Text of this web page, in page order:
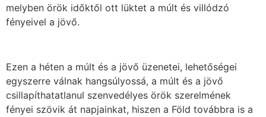
melyben örök időktől ott lüktet a múlt és villódzó
fényeivel a jövő.
Ezen a héten a múlt és a jövő üzenetei, lehetőségei
egyszerre válnak hangsúlyossá, a múlt és a jövő
csillapíthatatlanul szenvedélyes örök szerelmének
fényei szövik át napjainkat, hiszen a Föld továbbra is a